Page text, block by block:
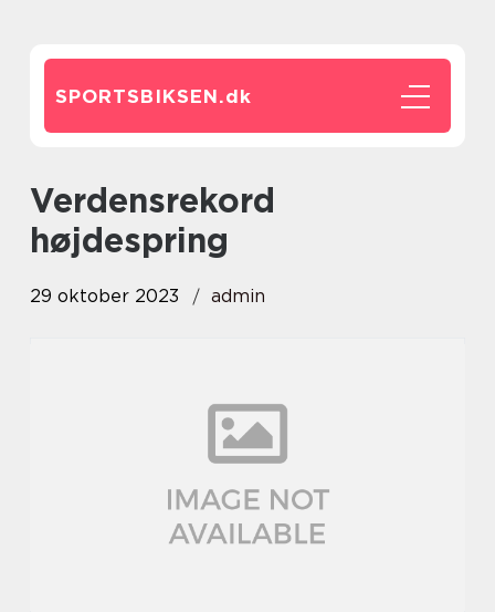
SPORTSBIKSEN.dk
verdensrekord
højdespring
29 oktober 2023 admin